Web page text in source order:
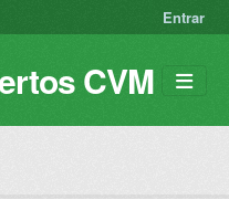
Entrar
CVM